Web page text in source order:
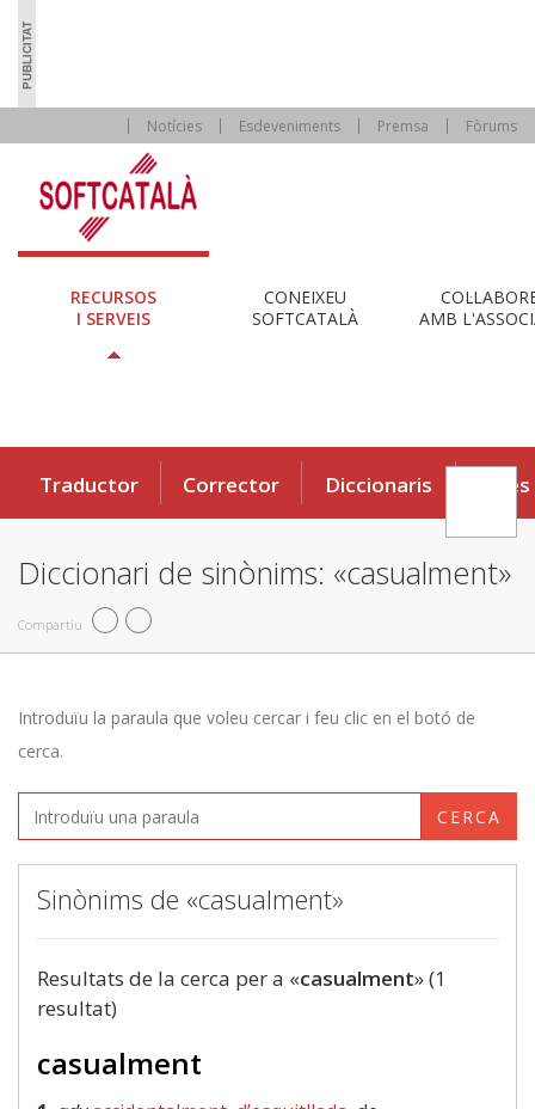
Notícies Esdeveniments Premsa Fòrums
RECURSOS
I SERVEIS
CONEIXEU
SOFTCATALÀ
AMB
Traductor Corrector Diccionaris Eines
Diccionari de sinònims: «casualment»
Compartiu
Introduïu la paraula que voleu cercar i feu clic en el botó de
cerca.
CERCA
Sinònims de «casualment»
Resultats de la cerca per a «casualment» (1
resultat)
casualment